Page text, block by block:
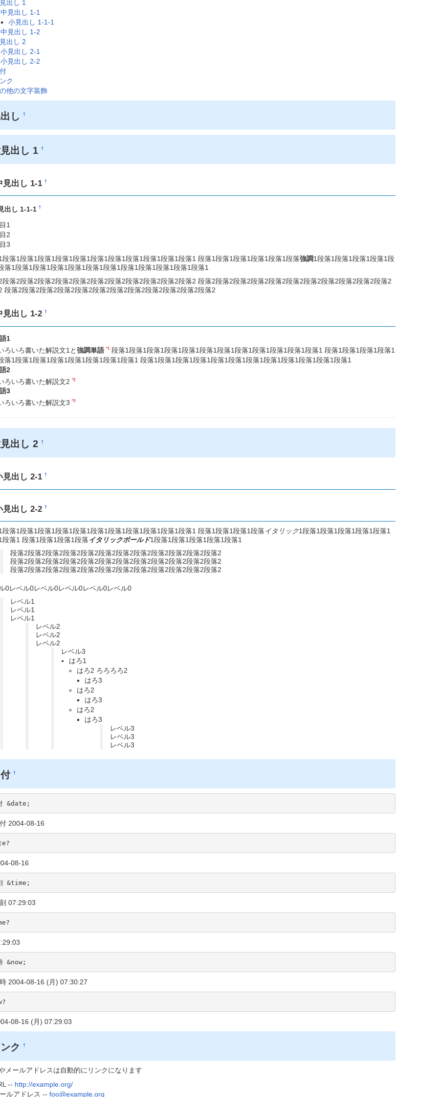
出し 1
中見出し 1-1
小見出し 1-1-1
中見出し 1-2
出し 2
小見出し 2-1
小見出し 2-2
ク
他の文字装飾
し †
出し 1†
見出し 1-1†
出し 1-1-1 †
1
2
3
段落1段落1段落1段落1段落1段落1段落1段落1段落1段落1段落1 段落1段落1段落1段落1段落1段落強調1段落1段落1段落1段落1段
落1段落1段落1段落1段落1段落1段落1段落1段落1段落1段落1段落1
段落2段落2段落2段落2段落2段落2段落2段落2段落2段落2段落2 段落2段落2段落2段落2段落2段落2段落2段落2段落2段落2段落2
段落2段落2段落2段落2段落2段落2段落2段落2段落2段落2段落2段落2
見出し 1-2†
1
ろいろ書いた解説文1と強調単語 *1段落1段落1段落1段落1段落1段落1段落1段落1段落1段落1段落1段落1 段落1段落1段落1段落1
落1段落1段落1段落1段落1段落1段落1段落1 段落1段落1段落1段落1段落1段落1段落1段落1段落1段落1段落1段落1
2
ろいろ書いた解説文2 *2
3
ろいろ書いた解説文3 *3
出し 2†
見出し 2-1†
見出し 2-2†
段落1段落1段落1段落1段落1段落1段落1段落1段落1段落1段落1 段落1段落1段落1段落イタリック1段落1段落1段落1段落1段落1
段落1 段落1段落1段落1段落イタリックボールド1段落1段落1段落1段落1段落1
段落2段落2段落2段落2段落2段落2段落2段落2段落2段落2段落2段落2
段落2段落2段落2段落2段落2段落2段落2段落2段落2段落2段落2段落2
段落2段落2段落2段落2段落2段落2段落2段落2段落2段落2段落2段落2
0レベル0レベル0レベル0レベル0レベル0
レベル1
レベル1
レベル1
レベル2
レベル2
レベル2
レベル3
はろ1
はろ2 ろろろろ2
はろ3
はろ2
はろ3
はろ2
はろ3
レベル3
レベル3
レベル3
†
&date;
2004-08-16
08-16
&time;
07:29:03
&now;
2004-08-16 (月) 07:30:27
08-16 (月) 07:29:03
ク †
メールアドレスは自動的にリンクになります
-- http://example.org/
ルアドレス -- foo@example.org